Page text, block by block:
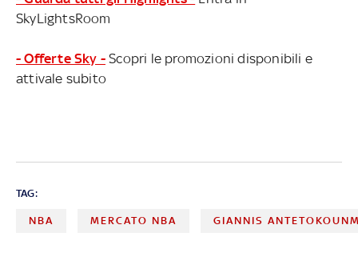
SkyLightsRoom
- Offerte Sky - Scopri le promozioni disponibili e
attivale subito
TAG:
NBA MERCATO NBA GIANNIS